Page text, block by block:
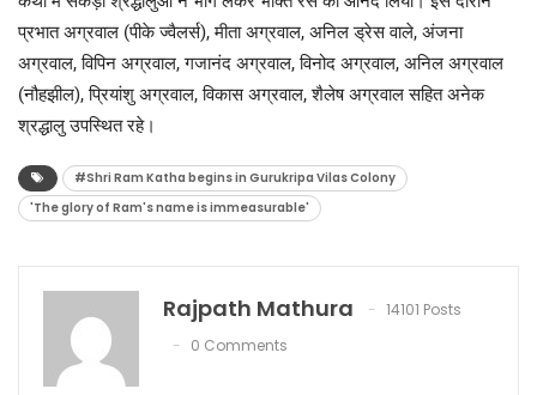
प्रभात अग्रवाल (पीके ज्वैलर्स), मीता अग्रवाल, अनिल ड्रेस वाले, अंजना
अग्रवाल, विपिन अग्रवाल, गजानंद अग्रवाल, विनोद अग्रवाल, अनिल अग्रवाल
(नौहझील), प्रियांशु अग्रवाल, विकास अग्रवाल, शैलेष अग्रवाल सहित अनेक
श्रद्धालु उपस्थित रहे।
#Shri Ram Katha begins in Gurukripa Vilas Colony
'The glory of Ram's name is immeasurable'
Rajpath Mathura
14101 Posts
0 Comments